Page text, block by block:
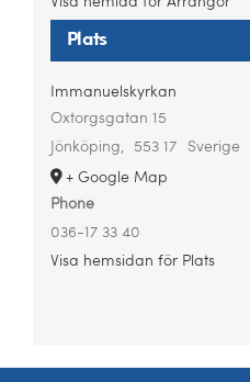
Plats
Immanuelskyrkan
Oxtorgsgatan 15
Jönköping, 553 17
Sverige
+ Google Map
Phone
036-17 33 40
Visa hemsidan för Plats